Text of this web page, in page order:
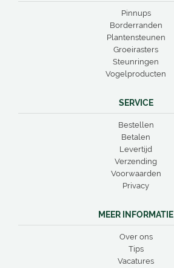
Pinnups
Borderranden
Plantensteunen
Groeirasters
Steunringen
Vogelproducten
SERVICE
Bestellen
Betalen
Levertijd
Verzending
Voorwaarden
Privacy
MEER INFORMATIE
Over ons
Tips
Vacatures